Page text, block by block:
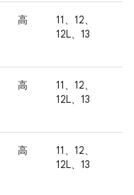
高
11、12、
12L、13
高
11、12、
12L、13
高
11、12、
12L、13